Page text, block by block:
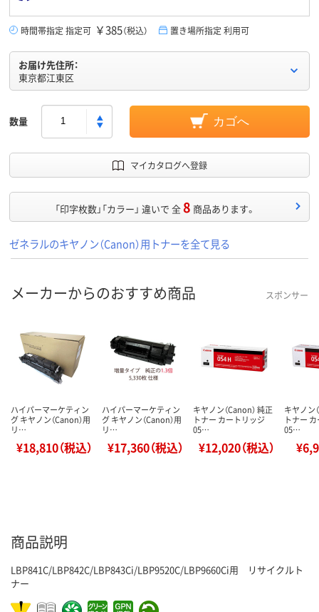
時間帯指定 指定可 ￥385（税込） 置き場所指定 利用可
お届け先住所：
東京都江東区
数量 カゴへ
マイカタログへ登録
「印字枚数」「カラー」 違いで 全8 商品あります。
ゼネラルのキヤノン（Canon）用トナーを全て見る
メーカーからのおすすめ商品 スポンサー
ハイパーマーケティン
グ キヤノン（Canon）用
リ…
¥18,810（税込）
ハイパーマーケティン
グ キヤノン（Canon）用
リ…
¥17,360（税込）
キヤノン（Canon） 純正
トナー カートリッジ
05…
¥12,020（税込）
キヤノン
トナー
05…
商品説明
LBP841C/LBP842C/LBP843Ci/LBP9520C/LBP9660Ci用 リサイクルト
ナー